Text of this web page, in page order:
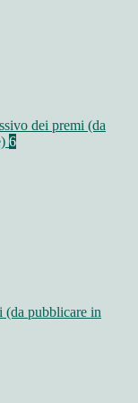
dei premi (da
6
pubblicare in